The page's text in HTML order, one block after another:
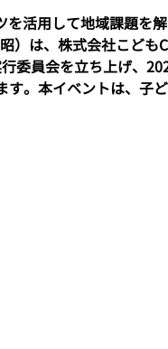
を活用して地域課題を
）は、株式会社こど
委員会を立ち上げ、
す。本イベントは、子